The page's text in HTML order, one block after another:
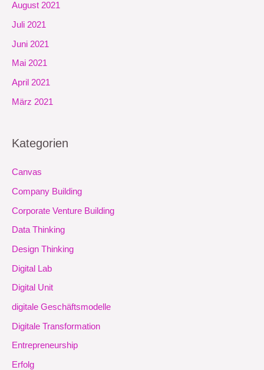
August 2021
Juli 2021
Juni 2021
Mai 2021
April 2021
März 2021
Kategorien
Canvas
Company Building
Corporate Venture Building
Data Thinking
Design Thinking
Digital Lab
Digital Unit
digitale Geschäftsmodelle
Digitale Transformation
Entrepreneurship
Erfolg